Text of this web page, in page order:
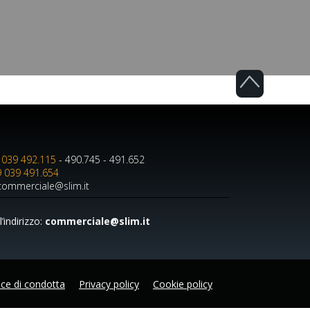
492.115 - 490.745 - 491.652
039 491.654
commerciale@slim.it
di condotta Privacy policy Cookie policy